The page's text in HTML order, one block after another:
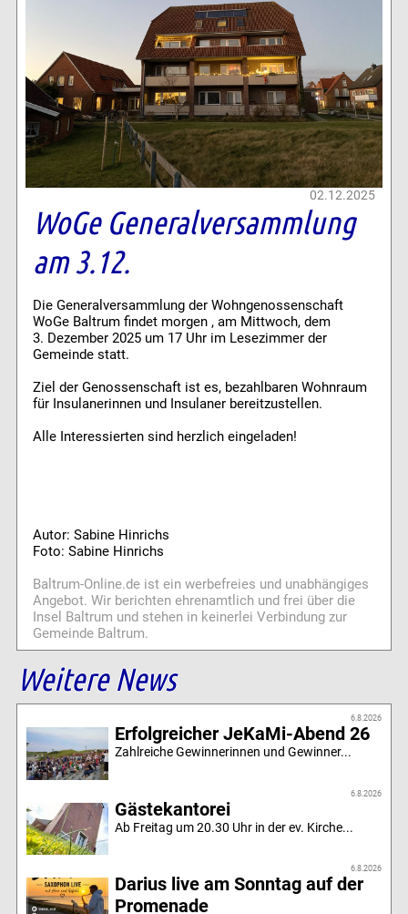
02.12.2025
WoGe Generalversammlung
am 3.12.
Die Generalversammlung der Wohngenossenschaft
WoGe Baltrum findet morgen , am Mittwoch, dem
3. Dezember 2025 um 17 Uhr im Lesezimmer der
Gemeinde statt.
Ziel der Genossenschaft ist es, bezahlbaren Wohnraum
für Insulanerinnen und Insulaner bereitzustellen.
Alle Interessierten sind herzlich eingeladen!
Autor: Sabine Hinrichs
Foto: Sabine Hinrichs
Baltrum-Online.de ist ein werbefreies und unabhängiges
Angebot. Wir berichten ehrenamtlich und frei über die
Insel Baltrum und stehen in keinerlei Verbindung zur
Gemeinde Baltrum.
Weitere News
6.8.2026
Erfolgreicher JeKaMi-Abend 26
Zahlreiche Gewinnerinnen und Gewinner...
6.8.2026
Gästekantorei
Ab Freitag um 20.30 Uhr in der ev. Kirche...
6.8.2026
Darius live am Sonntag auf der
Promenade